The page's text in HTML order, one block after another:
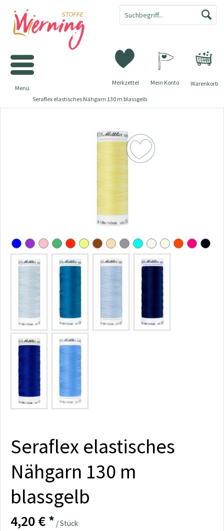
Warenkorb
Merkzettel Mein Konto
Menü
Seraflex elastisches Nähgarn 130 m blassgelb
Seraflex elastisches
Nähgarn 130 m
blassgelb
4,20 € * / Stück